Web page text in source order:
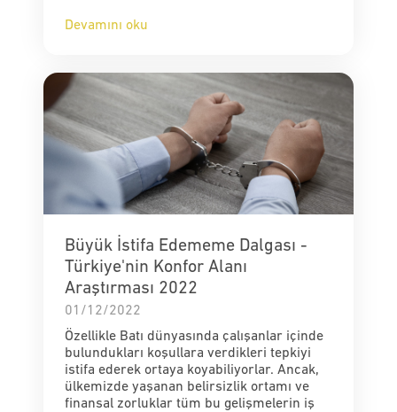
Devamını oku
Büyük İstifa Edememe Dalgası -
Türkiye'nin Konfor Alanı
Araştırması 2022
01/12/2022
Özellikle Batı dünyasında çalışanlar içinde
bulundukları koşullara verdikleri tepkiyi
istifa ederek ortaya koyabiliyorlar. Ancak,
ülkemizde yaşanan belirsizlik ortamı ve
finansal zorluklar tüm bu gelişmelerin iş